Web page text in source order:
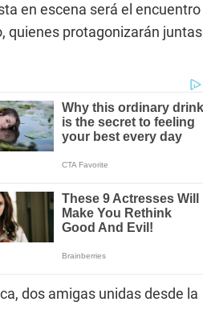
en escena será el encuentro
quienes protagonizarán juntas
dos amigas unidas desde la